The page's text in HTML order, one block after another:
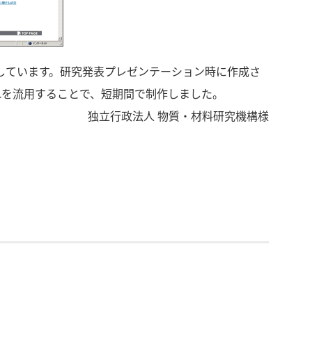
います。研究発表プレゼンテーション時に作成さ
用することで、短期間で制作しました。
独立行政法人 物質・材料研究機構様